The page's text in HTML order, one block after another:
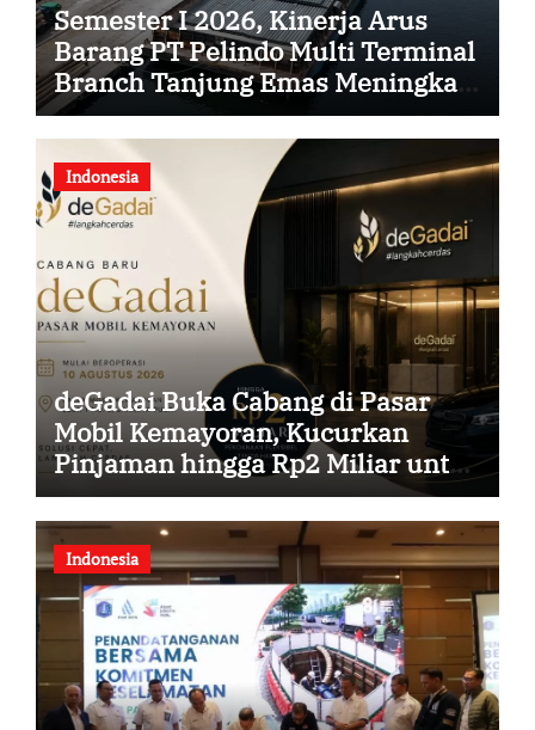
Semester I 2026, Kinerja Arus
Barang PT Pelindo Multi Terminal
Branch Tanjung Emas Meningkat
13%
Indonesia
deGadai Buka Cabang di Pasar
Mobil Kemayoran, Kucurkan
Pinjaman hingga Rp2 Miliar untuk
Showroom
Indonesia